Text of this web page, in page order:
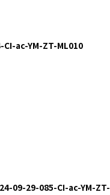
CI-ac-YM-ZT-ML010
09-29-085-CI-ac-YM-ZT-